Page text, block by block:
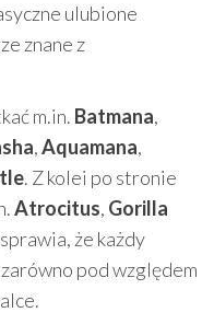
ulubione
znane z
m.in. Batmana,
,Aquamana,
. Z kolei po stronie
Atrocitus, Gorilla
że każdy
pod względem